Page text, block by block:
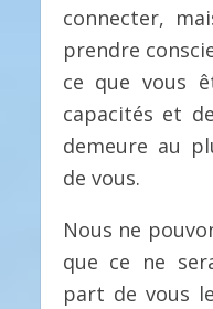
connecter,
prendre
ce que vous
capacités et
demeure au
de vous.
Nous ne
que ce ne
part de vous